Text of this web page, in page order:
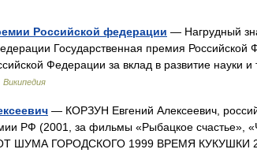
Российской федерации — Нагрудный
Государственная премия Российской
Федерации за вклад в развитие науки и
Википедия
— КОРЗУН Евгений Алексеевич,
РФ (2001, за фильмы «Рыбацкое счастье»,
ШУМА ГОРОДСКОГО 1999 ВРЕМЯ КУКУШКИ